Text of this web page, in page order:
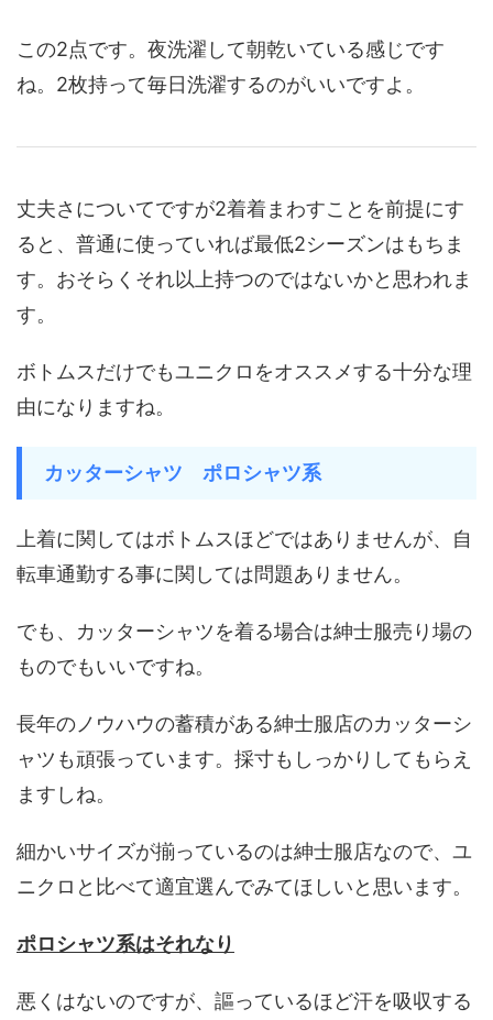
この2点です。夜洗濯して朝乾いている感じです
ね。2枚持って毎日洗濯するのがいいですよ。
丈夫さについてですが2着着まわすことを前提にす
ると、普通に使っていれば最低2シーズンはもちま
す。おそらくそれ以上持つのではないかと思われま
す。
ボトムスだけでもユニクロをオススメする十分な理
由になりますね。
カッターシャツ ポロシャツ系
上着に関してはボトムスほどではありませんが、自
転車通勤する事に関しては問題ありません。
でも、カッターシャツを着る場合は紳士服売り場の
ものでもいいですね。
長年のノウハウの蓄積がある紳士服店のカッターシ
ャツも頑張っています。採寸もしっかりしてもらえ
ますしね。
細かいサイズが揃っているのは紳士服店なので、ユ
ニクロと比べて適宜選んでみてほしいと思います。
ポロシャツ系はそれなり
悪くはないのですが、謳っているほど汗を吸収する